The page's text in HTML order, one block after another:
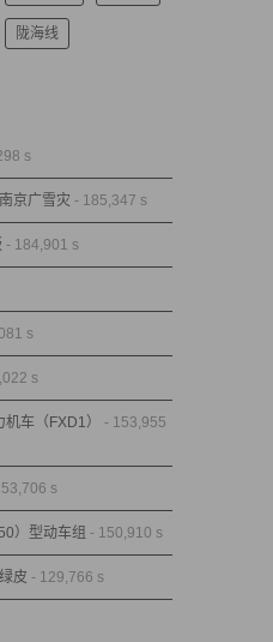
陇海线
s
京广雪灾 - 185,347 s
- 184,901 s
s
s
车（FXD1）
- 153,955
s
）型动车组 - 150,910 s
皮 - 129,766 s